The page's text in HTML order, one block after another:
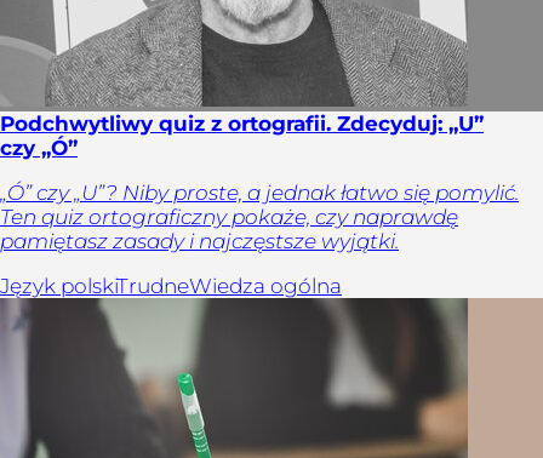
Podchwytliwy quiz z ortografii. Zdecyduj: „U”
czy „Ó”
„Ó” czy „U”? Niby proste, a jednak łatwo się pomylić.
Ten quiz ortograficzny pokaże, czy naprawdę
pamiętasz zasady i najczęstsze wyjątki.
Język polskiTrudneWiedza ogólna